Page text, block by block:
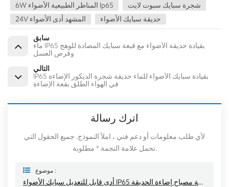
6W المناظر الطبيعية الأضواء Ip65
شجرة سبايك سبوت لايت
24V المشهد أدى الأضواء
حديقة سبايك الأضواء
سابق
ماء IP65 بقيادة حديقة الأضواء مع قبعة سبايك المضادة للوهج
وقرص العسل
التالي
IP65 بقيادة سبايك الأضواء للماء حديقة شجرة الديكور الإضاءة
في الهواء الطلق بقعة الإضاءة
اترك رسالة
لأي طلب معلومات أو دعم فني ، املأ النموذج. جميع الحقول التي
تحمل علامة النجمة * مطلوبة.
موضوع :
أدى قابل للتعديل سبايك الأضواء IP65 للماء في الهواء الطلق المناظر الطبيعية حديقة مصباح إضاءة الحديقة